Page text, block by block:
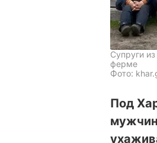
Супруги
ферме
Фото:
Под